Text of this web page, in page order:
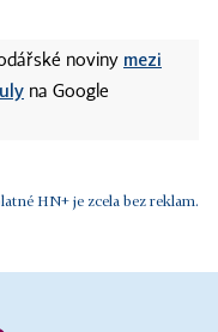
noviny mezi
na Google
HN+ je zcela bez reklam.